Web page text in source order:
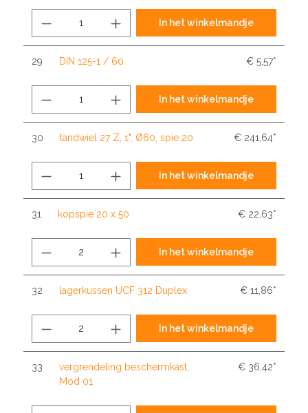
In het winkelmandje
29 DIN 125-1 / 60 € 5,57*
In het winkelmandje
30 tandwiel 27 Z, 1", Ø60, spie 20 € 241,64*
In het winkelmandje
31 kopspie 20 x 50 € 22,63*
In het winkelmandje
32 lagerkussen UCF 312 Duplex. € 11,86*
In het winkelmandje
33
vergrendeling beschermkast,
Mod 01
€ 36,42*